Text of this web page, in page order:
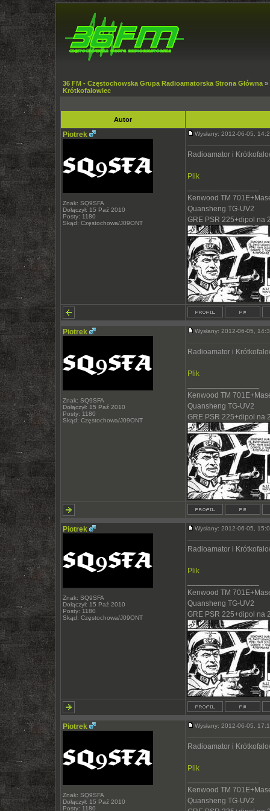
36 FM - Częstochowska Grupa Radioamatorska Strona Główna »
Krótkofalowiec
Autor
Piotrek
Znak: SQ9SFA
Dołączył: 15 Paź 2010
Posty: 1180
Skąd: Częstochowa/J09ONT
Wysłany: 2012-06-05,
Radioamator i
Plik
Kenwood TM
Quansheng TG-UV2
GRE PSR 225+dipol na
Piotrek
Znak: SQ9SFA
Dołączył: 15 Paź 2010
Posty: 1180
Skąd: Częstochowa/J09ONT
Wysłany: 2012-06-05,
Radioamator i
Plik
Kenwood TM
Quansheng TG-UV2
GRE PSR 225+dipol na
Piotrek
Znak: SQ9SFA
Dołączył: 15 Paź 2010
Posty: 1180
Skąd: Częstochowa/J09ONT
Wysłany: 2012-06-05,
Radioamator i
Plik
Kenwood TM
Quansheng TG-UV2
GRE PSR 225+dipol na
Piotrek
Znak: SQ9SFA
Dołączył: 15 Paź 2010
Posty: 1180
Wysłany: 2012-06-05,
Radioamator i
Plik
Kenwood TM
Quansheng TG-UV2